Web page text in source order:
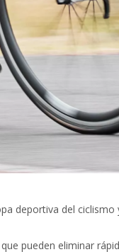
deportiva del
pueden eliminar